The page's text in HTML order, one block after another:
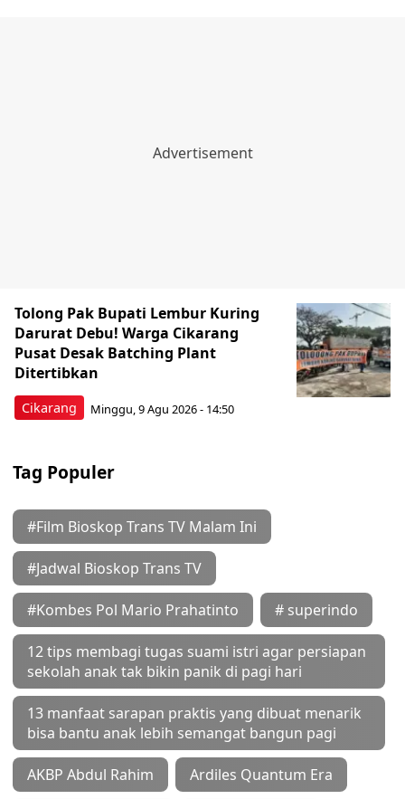
Cikarang
Tolong Pak Bupati Lembur Kuring
Darurat Debu! Warga Cikarang
Pusat Desak Batching Plant
Ditertibkan
Minggu, 9 Agu 2026 - 14:50
Tag Populer
#Film Bioskop Trans TV Malam Ini
#Jadwal Bioskop Trans TV
#Kombes Pol Mario Prahatinto # superindo
12 tips membagi tugas suami istri agar persiapan
sekolah anak tak bikin panik di pagi hari
13 manfaat sarapan praktis yang dibuat menarik
bisa bantu anak lebih semangat bangun pagi
AKBP Abdul Rahim Ardiles Quantum Era